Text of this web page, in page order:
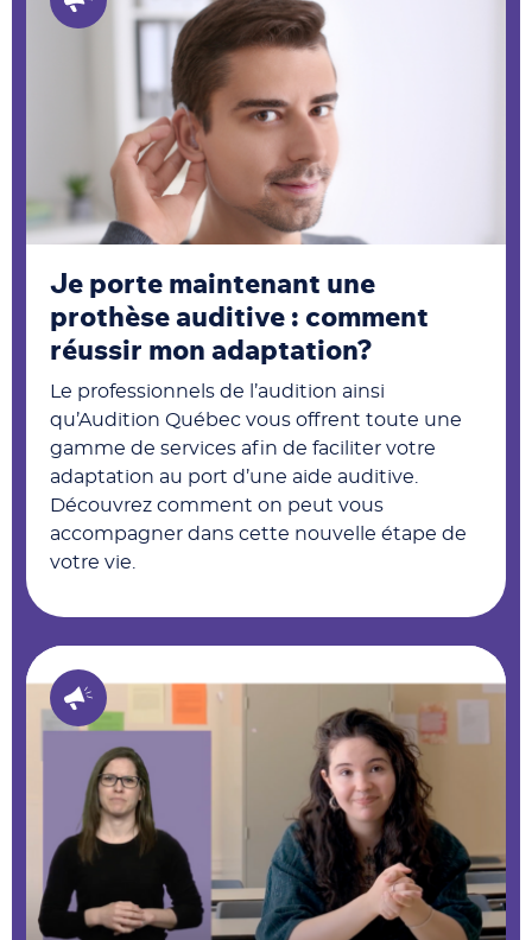
Je porte maintenant une
prothèse auditive : comment
réussir mon adaptation?
Le professionnels de l’audition ainsi
qu’Audition Québec vous offrent toute une
gamme de services afin de faciliter votre
adaptation au port d’une aide auditive.
Découvrez comment on peut vous
accompagner dans cette nouvelle étape de
votre vie.